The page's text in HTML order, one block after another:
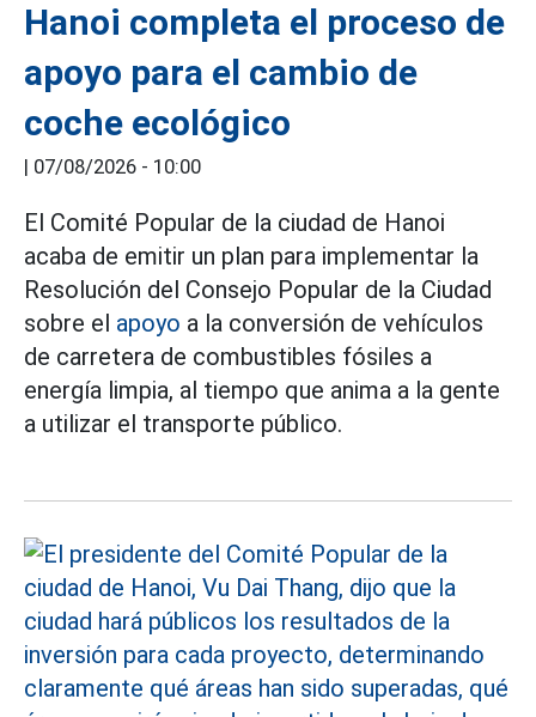
Hanoi completa el proceso de
apoyo para el cambio de
coche ecológico
| 07/08/2026 - 10:00
El Comité Popular de la ciudad de Hanoi
acaba de emitir un plan para implementar la
Resolución del Consejo Popular de la Ciudad
sobre el apoyo a la conversión de vehículos
de carretera de combustibles fósiles a
energía limpia, al tiempo que anima a la gente
a utilizar el transporte público.